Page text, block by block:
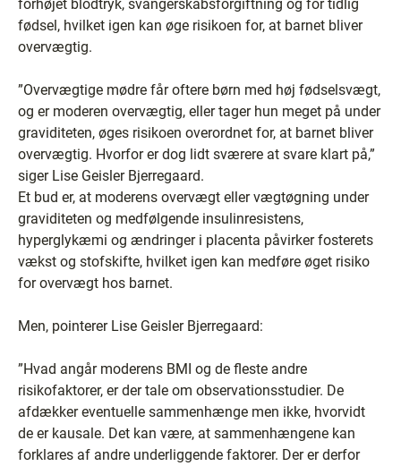
forhøjet blodtryk, svangerskabsforgiftning og for tidlig
fødsel, hvilket igen kan øge risikoen for, at barnet bliver
overvægtig.
”Overvægtige mødre får oftere børn med høj fødselsvægt,
og er moderen overvægtig, eller tager hun meget på under
graviditeten, øges risikoen overordnet for, at barnet bliver
overvægtig. Hvorfor er dog lidt sværere at svare klart på,”
siger Lise Geisler Bjerregaard.
Et bud er, at moderens overvægt eller vægtøgning under
graviditeten og medfølgende insulinresistens,
hyperglykæmi og ændringer i placenta påvirker fosterets
vækst og stofskifte, hvilket igen kan medføre øget risiko
for overvægt hos barnet.
Men, pointerer Lise Geisler Bjerregaard:
”Hvad angår moderens BMI og de fleste andre
risikofaktorer, er der tale om observationsstudier. De
afdækker eventuelle sammenhænge men ikke, hvorvidt
de er kausale. Det kan være, at sammenhængene kan
forklares af andre underliggende faktorer. Der er derfor